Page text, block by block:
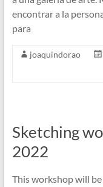
encontrar a la
para
joaquindorao
Sketching
2022
This workshop will